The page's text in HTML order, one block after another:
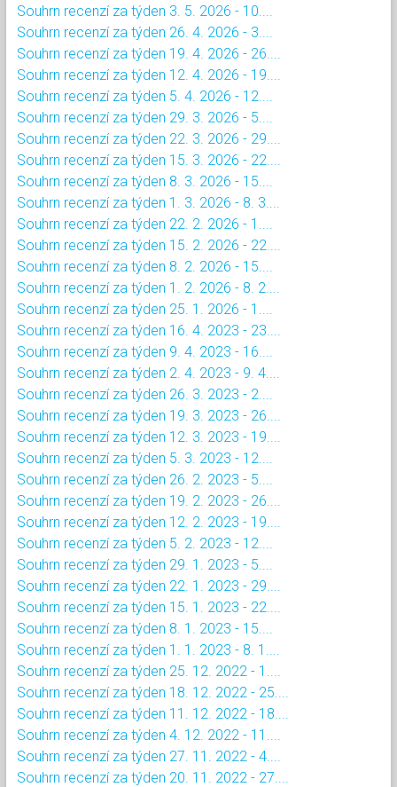
Souhrn recenzí za týden 3. 5. 2026 - 10....
Souhrn recenzí za týden 26. 4. 2026 - 3....
Souhrn recenzí za týden 19. 4. 2026 - 26....
Souhrn recenzí za týden 12. 4. 2026 - 19....
Souhrn recenzí za týden 5. 4. 2026 - 12....
Souhrn recenzí za týden 29. 3. 2026 - 5....
Souhrn recenzí za týden 22. 3. 2026 - 29....
Souhrn recenzí za týden 15. 3. 2026 - 22....
Souhrn recenzí za týden 8. 3. 2026 - 15....
Souhrn recenzí za týden 1. 3. 2026 - 8. 3....
Souhrn recenzí za týden 22. 2. 2026 - 1....
Souhrn recenzí za týden 15. 2. 2026 - 22....
Souhrn recenzí za týden 8. 2. 2026 - 15....
Souhrn recenzí za týden 1. 2. 2026 - 8. 2....
Souhrn recenzí za týden 25. 1. 2026 - 1....
Souhrn recenzí za týden 16. 4. 2023 - 23....
Souhrn recenzí za týden 9. 4. 2023 - 16....
Souhrn recenzí za týden 2. 4. 2023 - 9. 4....
Souhrn recenzí za týden 26. 3. 2023 - 2....
Souhrn recenzí za týden 19. 3. 2023 - 26....
Souhrn recenzí za týden 12. 3. 2023 - 19....
Souhrn recenzí za týden 5. 3. 2023 - 12....
Souhrn recenzí za týden 26. 2. 2023 - 5....
Souhrn recenzí za týden 19. 2. 2023 - 26....
Souhrn recenzí za týden 12. 2. 2023 - 19....
Souhrn recenzí za týden 5. 2. 2023 - 12....
Souhrn recenzí za týden 29. 1. 2023 - 5....
Souhrn recenzí za týden 22. 1. 2023 - 29....
Souhrn recenzí za týden 15. 1. 2023 - 22....
Souhrn recenzí za týden 8. 1. 2023 - 15....
Souhrn recenzí za týden 1. 1. 2023 - 8. 1....
Souhrn recenzí za týden 25. 12. 2022 - 1....
Souhrn recenzí za týden 18. 12. 2022 - 25....
Souhrn recenzí za týden 11. 12. 2022 - 18....
Souhrn recenzí za týden 4. 12. 2022 - 11....
Souhrn recenzí za týden 27. 11. 2022 - 4....
Souhrn recenzí za týden 20. 11. 2022 - 27....